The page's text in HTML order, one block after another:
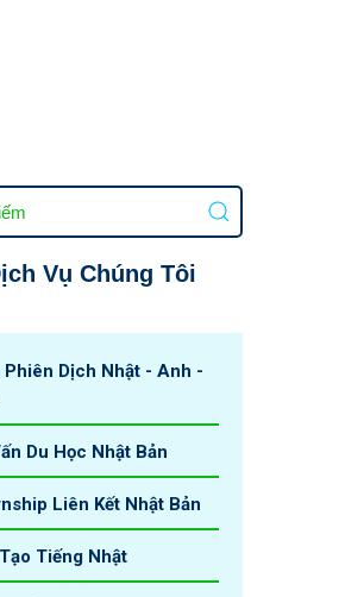
Vụ Chúng Tôi
Phiên Dịch Nhật - Anh -
Du Học Nhật Bản
Liên Kết Nhật Bản
Tiếng Nhật